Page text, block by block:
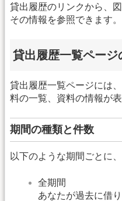
貸出履歴のリンクから、
その情報を参照できます。
貸出履歴一覧ページ
貸出履歴一覧ページには
料の一覧、資料の情報が表
期間の種類と件数
以下のような期間ごとに
全期間
あなたが過去に借